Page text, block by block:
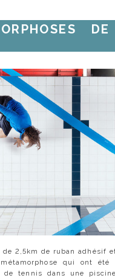
de 2,5km de ruban adhésif
qui ont été
de tennis dans une